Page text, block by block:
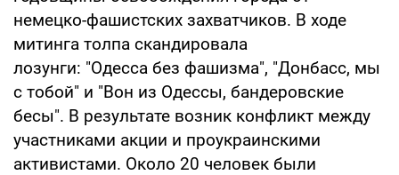
немецко-фашистских захватчиков. В ходе
митинга толпа скандировала
лозунги: "Одесса без фашизма", "Донбасс, мы
с тобой" и "Вон из Одессы, бандеровские
бесы". В результате возник конфликт между
участниками акции и проукраинскими
активистами. Около 20 человек были